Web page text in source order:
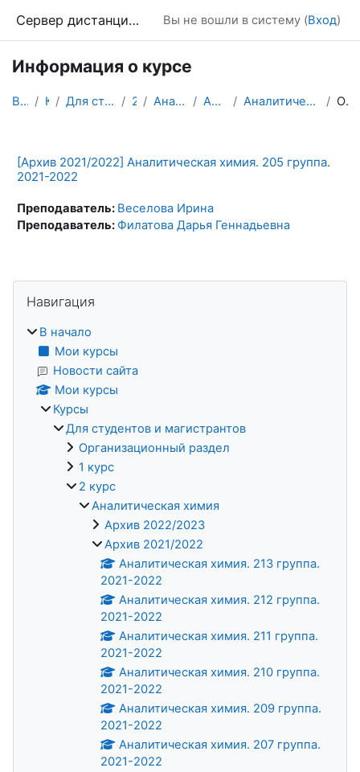
Сервер дистанционного обучения Химического факультета МГУ Вы не вошли в систему (Вход)
Информация о курсе
В начало Курсы Для студентов и магистрантов 2 курс Аналитическая химия Архив 2021/2022 Аналитическая химия. 205 группа. 2021-2022 Описание
[Архив 2021/2022] Аналитическая химия. 205 группа.
2021-2022
Преподаватель: Веселова Ирина
Преподаватель: Филатова Дарья Геннадьевна
Блоки
Навигация
В начало
Мои курсы
Новости сайта
Мои курсы
Курсы
Для студентов и магистрантов
Организационный раздел
1 курс
2 курс
Аналитическая химия
Архив 2022/2023
Архив 2021/2022
Аналитическая химия. 213 группа.
2021-2022
Аналитическая химия. 212 группа.
2021-2022
Аналитическая химия. 211 группа.
2021-2022
Аналитическая химия. 210 группа.
2021-2022
Аналитическая химия. 209 группа.
2021-2022
Аналитическая химия. 207 группа.
2021-2022